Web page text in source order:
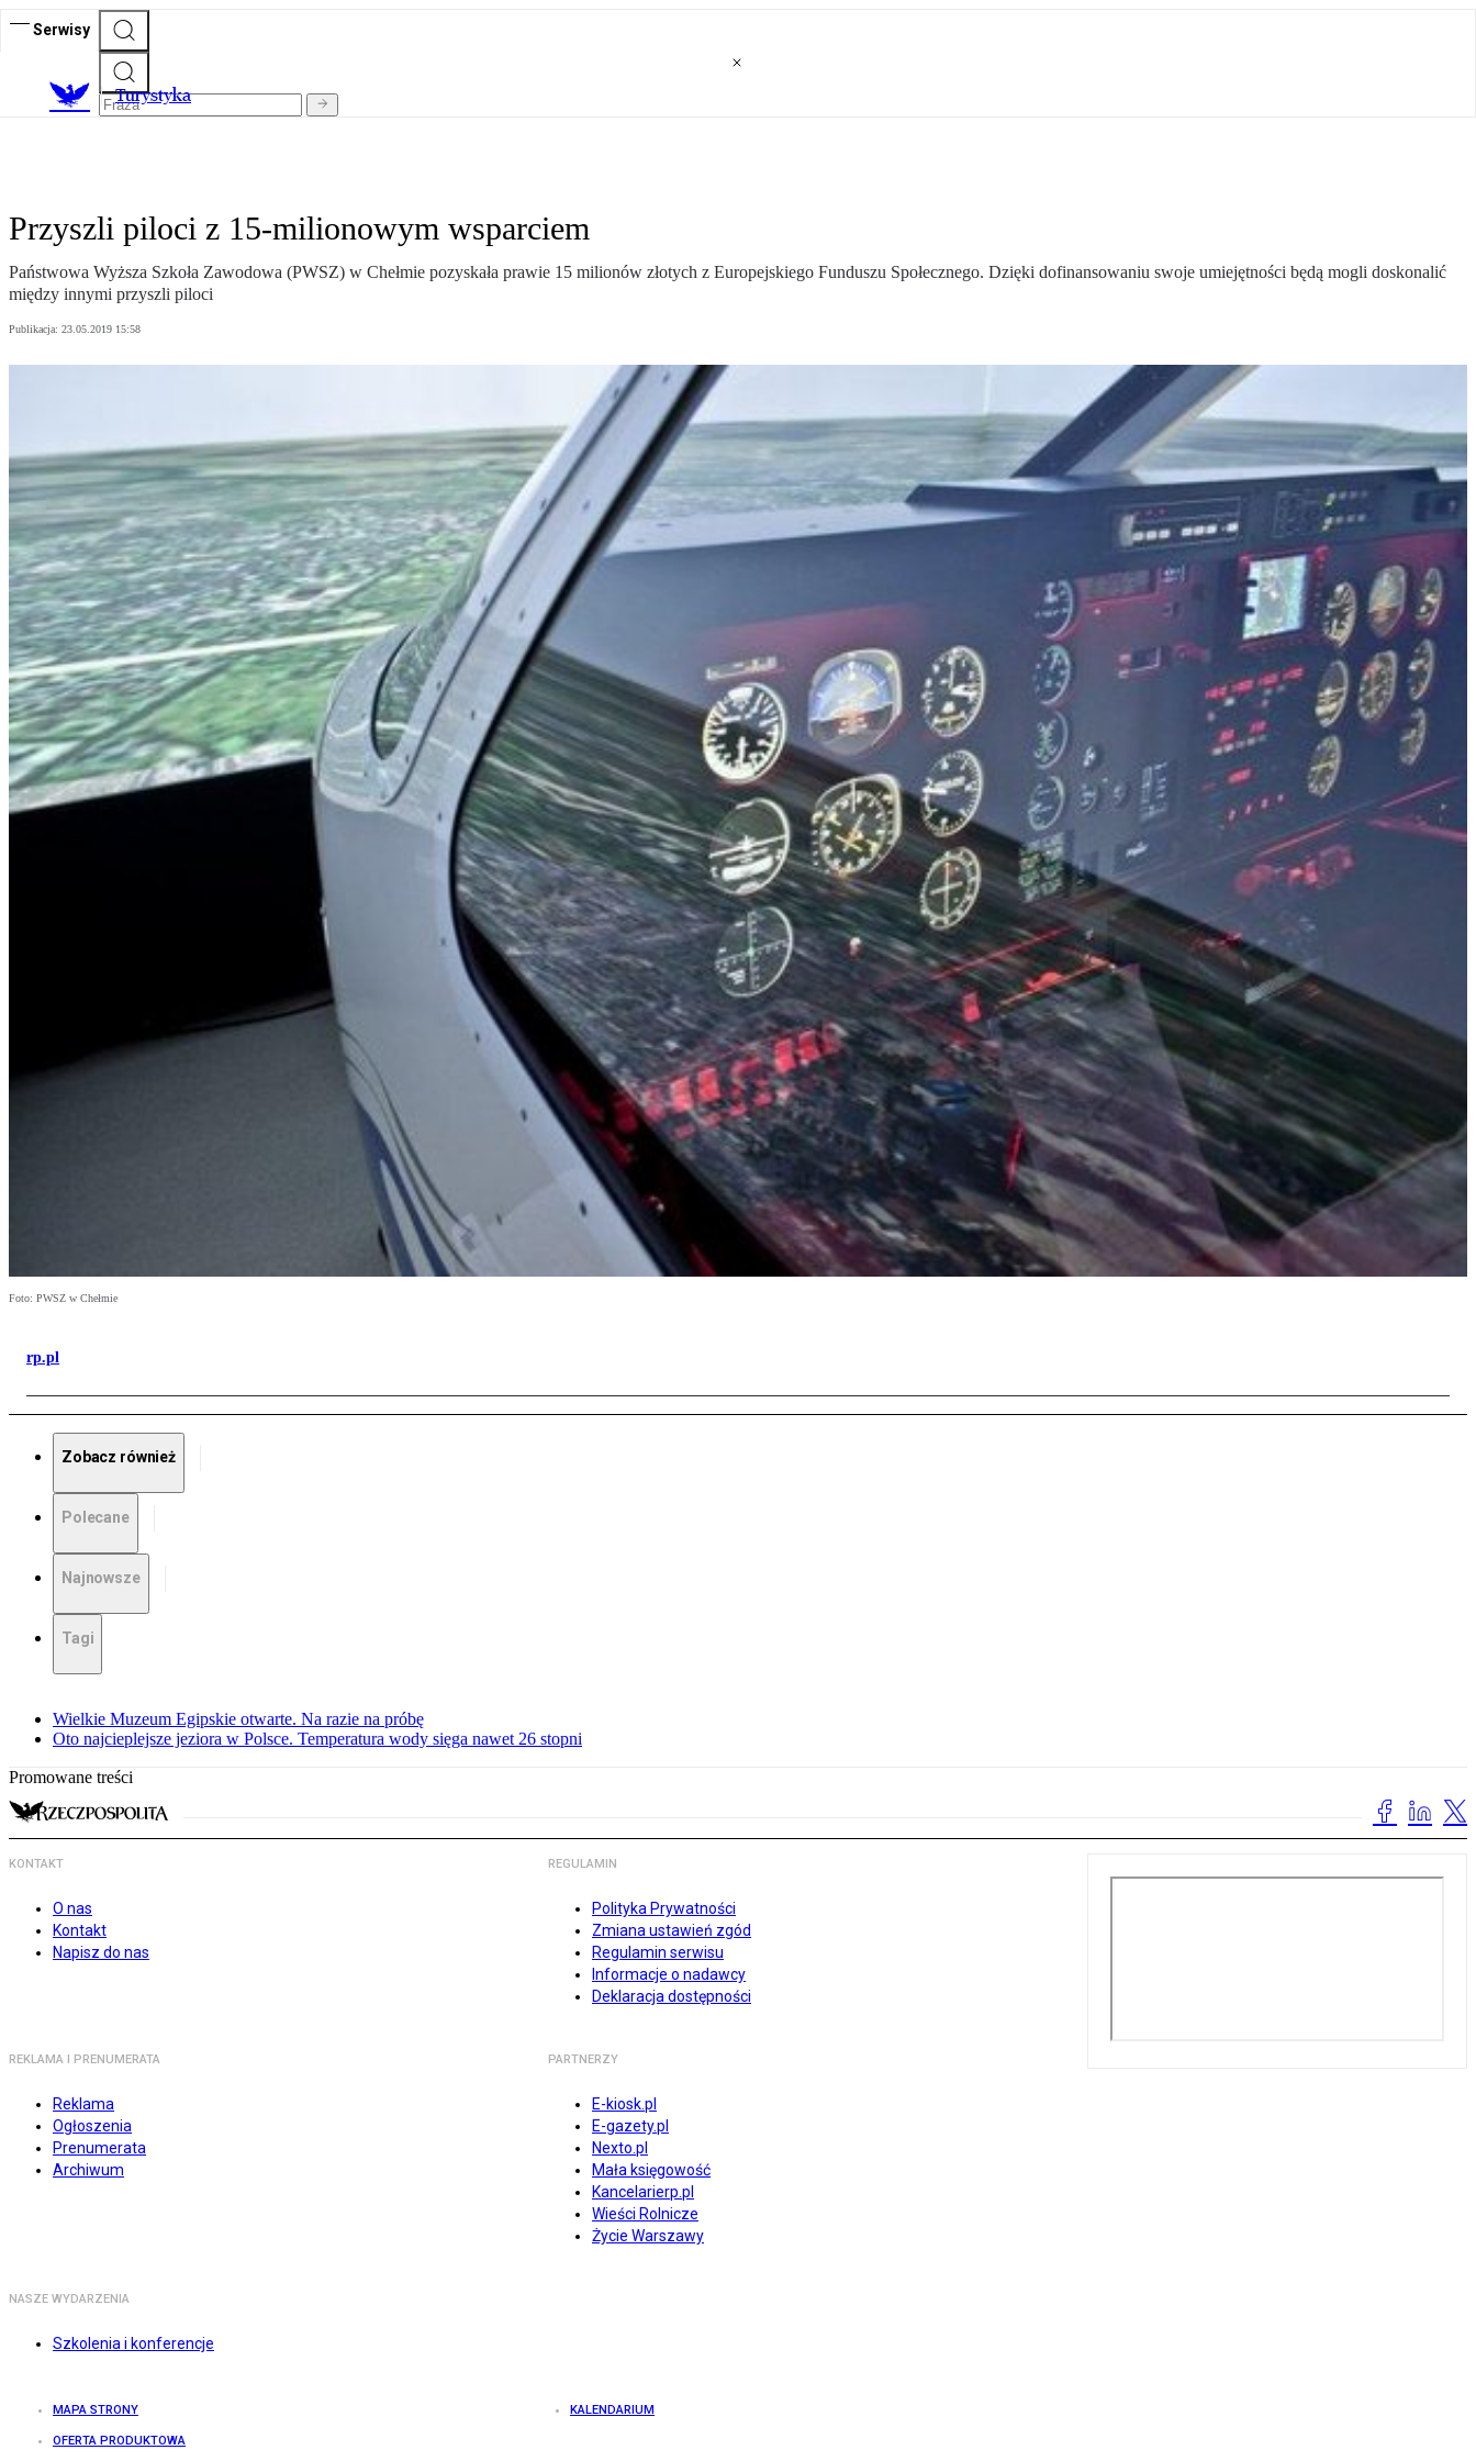
Serwisy
Turystyka
Przyszli piloci z 15-milionowym wsparciem
Państwowa Wyższa Szkoła Zawodowa (PWSZ) w Chełmie pozyskała prawie 15 milionów złotych z Europejskiego Funduszu Społecznego. Dzięki dofinansowaniu swoje umiejętności będą mogli doskonalić
między innymi przyszli piloci
Publikacja: 23.05.2019 15:58
Foto: PWSZ w Chełmie
rp.pl
Zobacz również
Polecane
Najnowsze
Tagi
Wielkie Muzeum Egipskie otwarte. Na razie na próbę
Oto najcieplejsze jeziora w Polsce. Temperatura wody sięga nawet 26 stopni
Promowane treści
KONTAKT
O nas
Kontakt
Napisz do nas
REGULAMIN
Polityka Prywatności
Zmiana ustawień zgód
Regulamin serwisu
Informacje o nadawcy
Deklaracja dostępności
REKLAMA I PRENUMERATA
Reklama
Ogłoszenia
Prenumerata
Archiwum
PARTNERZY
E-kiosk.pl
E-gazety.pl
Nexto.pl
Mała księgowość
Kancelarierp.pl
Wieści Rolnicze
Życie Warszawy
NASZE WYDARZENIA
Szkolenia i konferencje
MAPA STRONY KALENDARIUM
OFERTA PRODUKTOWA